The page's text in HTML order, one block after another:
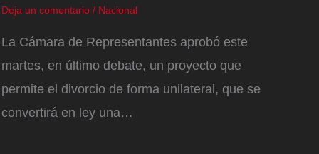
Deja un comentario / Nacional
La Cámara de Representantes aprobó este
martes, en último debate, un proyecto que
permite el divorcio de forma unilateral, que se
convertirá en ley una…